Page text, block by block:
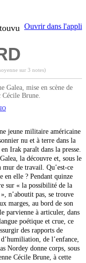
Ouvrir dans l'appli
sur 3 notes)
Galea, mise en scène de
Cécile Brune.
jeune militaire américaine
nu et à terre dans la
Irak paraît dans la presse.
la découvre et, sous le
mur de travail. Qu’est-ce
en elle ? Pendant quinze
sur « la possibilité de la
n’aboutit pas, se trouve
marges, au bord de son
parvienne à articuler, dans
poétique et crue, ce
des rapports de
de l’enfance,
Nordey donne corps, sous
Cécile Brune, à cette